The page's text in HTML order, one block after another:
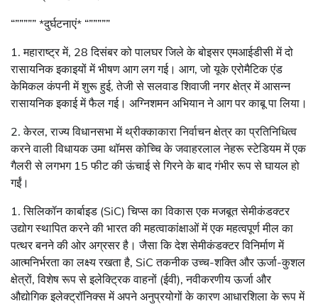
“””””” *दुर्घटनाएं* “”””””
1. महाराष्ट्र में, 28 दिसंबर को पालघर जिले के बोइसर एमआईडीसी में दो
रासायनिक इकाइयों में भीषण आग लग गई। आग, जो यूके एरोमैटिक एंड
केमिकल कंपनी में शुरू हुई, तेजी से सलवाड शिवाजी नगर क्षेत्र में आसन्न
रासायनिक इकाई में फैल गई। अग्निशमन अभियान ने आग पर काबू पा लिया।
2. केरल, राज्य विधानसभा में थ्रीक्काकारा निर्वाचन क्षेत्र का प्रतिनिधित्व
करने वाली विधायक उमा थॉमस कोच्चि के जवाहरलाल नेहरू स्टेडियम में एक
गैलरी से लगभग 15 फीट की ऊंचाई से गिरने के बाद गंभीर रूप से घायल हो
गईं।
1. सिलिकॉन कार्बाइड (SiC) चिप्स का विकास एक मजबूत सेमीकंडक्टर
उद्योग स्थापित करने की भारत की महत्वाकांक्षाओं में एक महत्वपूर्ण मील का
पत्थर बनने की ओर अग्रसर है। जैसा कि देश सेमीकंडक्टर विनिर्माण में
आत्मनिर्भरता का लक्ष्य रखता है, SiC तकनीक उच्च-शक्ति और ऊर्जा-कुशल
क्षेत्रों, विशेष रूप से इलेक्ट्रिक वाहनों (ईवी), नवीकरणीय ऊर्जा और
औद्योगिक इलेक्ट्रॉनिक्स में अपने अनुप्रयोगों के कारण आधारशिला के रूप में